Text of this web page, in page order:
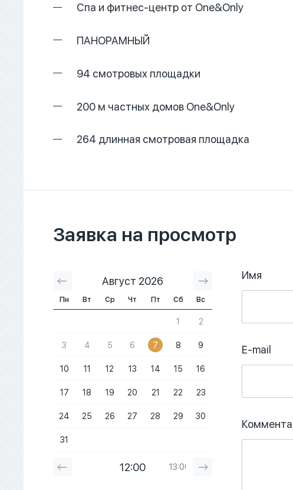
Спа и фитнес-центр от One&Only
ПАНОРАМНЫЙ
94 смотровых площадки
200 м частных домов One&Only
264 длинная смотровая площадка
Заявка на просмотр
Август 2026 Сентябрь 2026
Пн Вт Ср Чт Пт Сб Вс
1 2
3 4 5 6 7 8 9
10 11 12 13 14 15 16
17 18 19 20 21 22 23
24 25 26 27 28 29 30
31
12:00 13:00
Имя
E-mail